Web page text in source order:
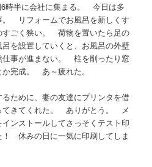
時半に会社に集まる。 今日は多
。 リフォームでお風呂を新しくす
すごく狭い。 荷物を置いたら足の
を設置していくと、お風呂の外壁
仕事が進まない。 柱を削ったり窓
完成。 あ～疲れた。
ために、妻の友達にプリンタを借
てきてくれた。 ありがとう。 メ
ンストールしてさっそくテスト印
休みの日に一気に印刷してしま